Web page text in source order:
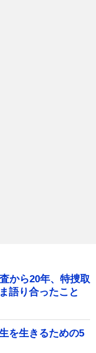
から20年、特捜取
語り合ったこと
を生きるための5